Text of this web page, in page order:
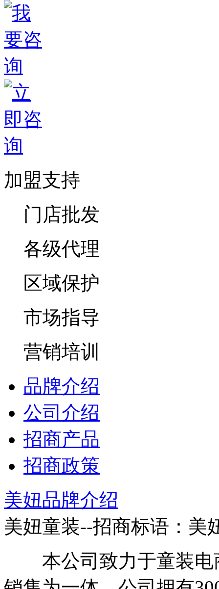
加盟支持
门店批发
各级代理
区域保护
市场指导
营销培训
品牌介绍
公司介绍
招商产品
招商政策
美妞品牌介绍
美妞童装--招商标语： 美
本公司致力于童装电